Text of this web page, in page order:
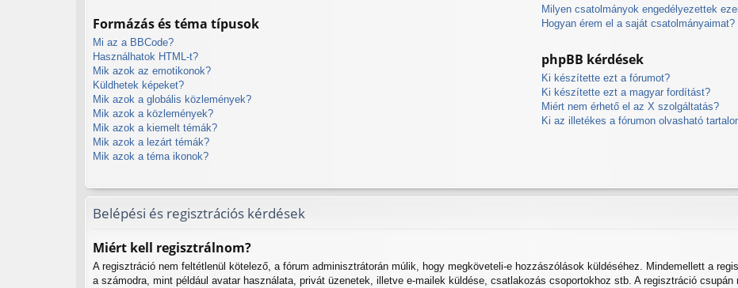
Formázás és téma típusok
Mi az a BBCode?
Használhatok HTML-t?
Mik azok az emotikonok?
Küldhetek képeket?
Mik azok a globális közlemények?
Mik azok a közlemények?
Mik azok a kiemelt témák?
Mik azok a lezárt témák?
Mik azok a téma ikonok?
Milyen csatolmányok engedélyezettek
Hogyan érem el a saját csatolmányaimat?
phpBB kérdések
Ki készítette ezt a fórumot?
Ki készítette ezt a magyar fordítást?
Miért nem érhető el az X szolgáltatás?
Ki az illetékes a fórumon olvasható
Belépési és regisztrációs kérdések
Miért kell regisztrálnom?
A regisztráció nem feltétlenül kötelező, a fórum adminisztrátorán múlik, hogy megköveteli-e hozzászólások küldéséhez. Mindemellett a
a számodra, mint például avatar használata, privát üzenetek, illetve e-mailek küldése, csatlakozás csoportokhoz stb. A regisztráció